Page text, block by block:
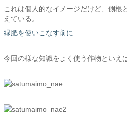
これは個人的なイメージだけど、側根
えている。
緑肥を使いこなす前に
今回の様な知識をよく使う作物といえば